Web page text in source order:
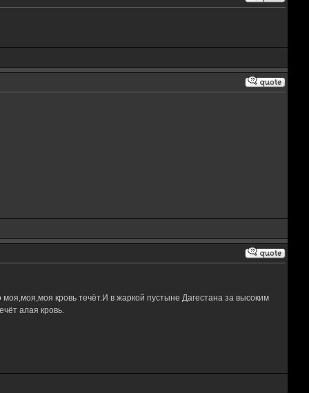
кровь течёт.И в жаркой пустыне Дагестана за высоким
алая кровь.